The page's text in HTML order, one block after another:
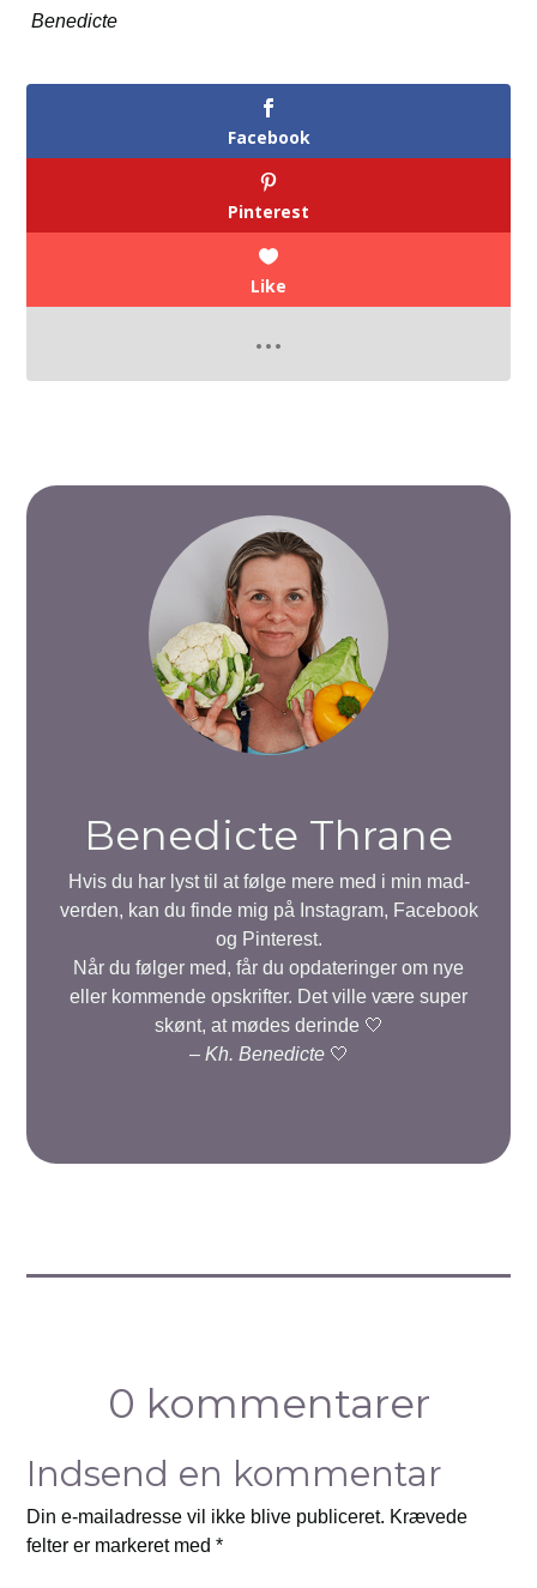
Benedicte
Facebook
Pinterest
Like
Benedicte Thrane
Hvis du har lyst til at følge mere med i min mad-
verden, kan du finde mig på Instagram, Facebook
og Pinterest.
Når du følger med, får du opdateringer om nye
eller kommende opskrifter. Det ville være super
skønt, at mødes derinde 🤍
– Kh. Benedicte🤍
0 kommentarer
Indsend en kommentar
Din e-mailadresse vil ikke blive publiceret. Krævede
felter er markeret med*